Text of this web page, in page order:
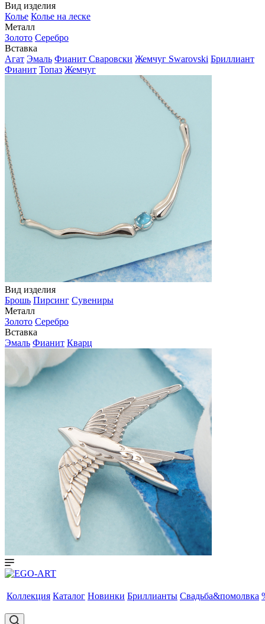
Вид изделия
Колье Колье на леске
Металл
Золото Серебро
Вставка
Агат Эмаль Фианит Сваровски Жемчуг Swarovski Бриллиант
Фианит Топаз Жемчуг
Вид изделия
Брошь Пирсинг Сувениры
Металл
Золото Серебро
Вставка
Эмаль Фианит Кварц
Коллекция Каталог Новинки Бриллианты Свадьба&помолвка